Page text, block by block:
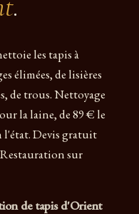
les tapis à
élimées, de lisières
de trous. Nettoyage
la laine, de 89 € le
l'état. Devis gratuit
sur
de tapis d'Orient